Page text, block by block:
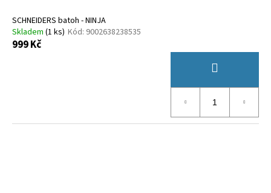
SCHNEIDERS batoh - NINJA
Skladem (1 ks) Kód: 9002638238535
999 Kč